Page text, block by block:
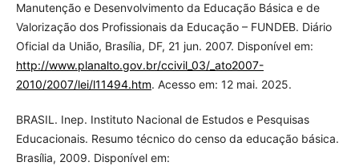
Manutenção e Desenvolvimento da Educação Básica e de
Valorização dos Profissionais da Educação – FUNDEB. Diário
Oficial da União, Brasília, DF, 21 jun. 2007. Disponível em:
http://www.planalto.gov.br/ccivil_03/_ato2007-
2010/2007/lei/l11494.htm. Acesso em: 12 mai. 2025.
BRASIL. Inep. Instituto Nacional de Estudos e Pesquisas
Educacionais. Resumo técnico do censo da educação básica.
Brasília, 2009. Disponível em: